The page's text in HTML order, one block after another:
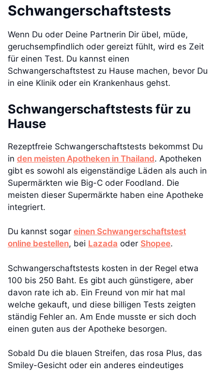
Schwangerschaftstests
Wenn Du oder Deine Partnerin Dir übel, müde,
geruchsempfindlich oder gereizt fühlt, wird es Zeit
für einen Test. Du kannst einen
Schwangerschaftstest zu Hause machen, bevor Du
in eine Klinik oder ein Krankenhaus gehst.
Schwangerschaftstests für zu
Hause
Rezeptfreie Schwangerschaftstests bekommst Du
in den meisten Apotheken in Thailand. Apotheken
gibt es sowohl als eigenständige Läden als auch in
Supermärkten wie Big-C oder Foodland. Die
meisten dieser Supermärkte haben eine Apotheke
integriert.
Du kannst sogar einen Schwangerschaftstest
online bestellen, bei Lazada oder Shopee.
Schwangerschaftstests kosten in der Regel etwa
100 bis 250 Baht. Es gibt auch günstigere, aber
davon rate ich ab. Ein Freund von mir hat mal
welche gekauft, und diese billigen Tests zeigten
ständig Fehler an. Am Ende musste er sich doch
einen guten aus der Apotheke besorgen.
Sobald Du die blauen Streifen, das rosa Plus, das
Smiley-Gesicht oder ein anderes eindeutiges